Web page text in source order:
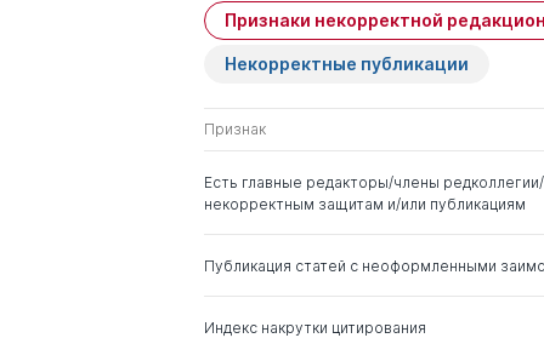
Оробинская И В
Имя Степень
Афанасьевна
Коробеев Александр
д. ю.н.
Стрыгин Андрей
Вадимович
д. э.н.
Признаки некорректной
Некорректные публикации
Признак
Есть главные редакторы/члены
некорректным защитам и/или публикациям
Публикация статей с неоформленными
Индекс накрутки цитирования